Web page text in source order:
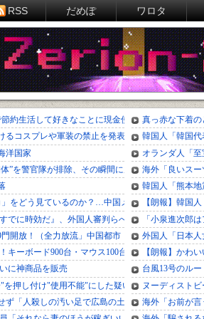
RSS だめぽ ワロタ